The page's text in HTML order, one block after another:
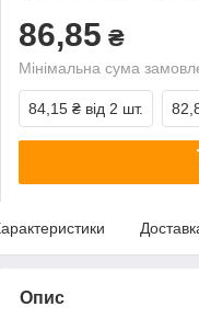
86,85 ₴
Мінімальна сума
84,15 ₴ від 2 шт.
Опис